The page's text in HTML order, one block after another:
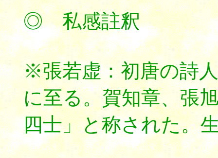
◎ 私感註釈
※張若虚：初唐の詩
に至る。賀知章、張
四士」と称された。